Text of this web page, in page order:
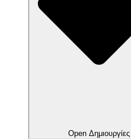
Open Δημιουργίες